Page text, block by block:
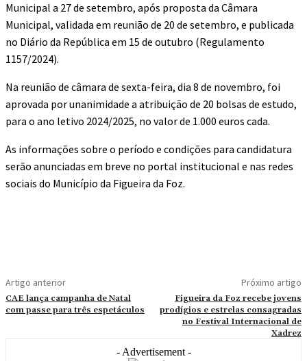
Municipal a 27 de setembro, após proposta da Câmara
Municipal, validada em reunião de 20 de setembro, e publicada
no Diário da República em 15 de outubro (Regulamento
1157/2024).
Na reunião de câmara de sexta-feira, dia 8 de novembro, foi
aprovada por unanimidade a atribuição de 20 bolsas de estudo,
para o ano letivo 2024/2025, no valor de 1.000 euros cada.
As informações sobre o período e condições para candidatura
serão anunciadas em breve no portal institucional e nas redes
sociais do Município da Figueira da Foz.
Artigo anterior
CAE lança campanha de Natal
com passe para três espetáculos
Próximo artigo
Figueira da Foz recebe jovens
prodígios e estrelas consagradas
no Festival Internacional de
Xadrez
- Advertisement -